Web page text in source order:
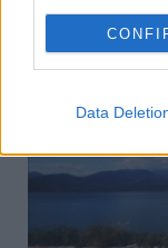
Data